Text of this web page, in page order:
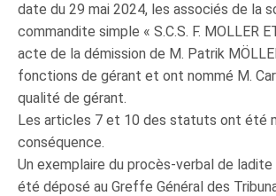
date du 29 mai 2024, les associés de la
commandite simple « S.C.S. F. MOLLER
acte de la démission de M. Patrik
fonctions de gérant et ont nommé M.
qualité de gérant.
Les articles 7 et 10 des statuts ont été
conséquence.
Un exemplaire du procès-verbal de
été déposé au Greffe Général des